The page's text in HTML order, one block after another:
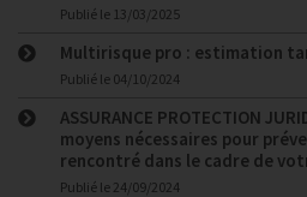
Publié le 13/03/2025
Multirisque pro : estimation
Publié le 04/10/2024
ASSURANCE PROTECTION
moyens nécessaires pour
rencontré dans le cadre de
Publié le 24/09/2024